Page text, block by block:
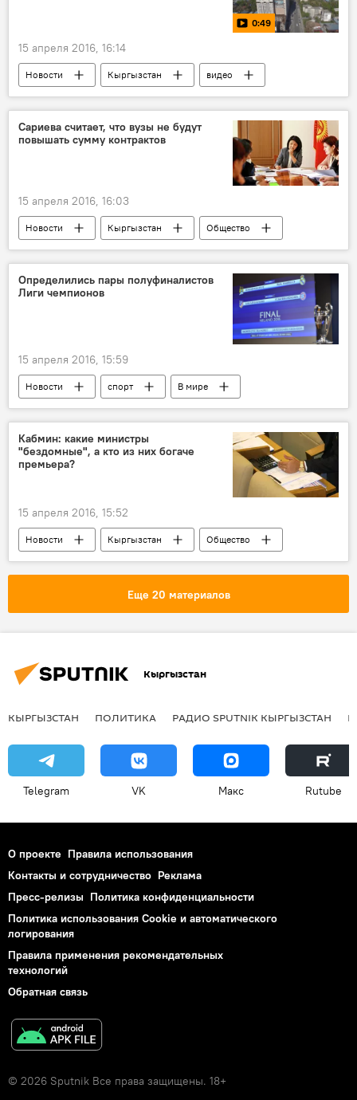
0:49
15 апреля 2016, 16:14
Новости Кыргызстан
видео
Общество
Национальный статистический комитет
строительство
квартира
высота птичьего полета
Сариева считает, что вузы не будут
повышать сумму контрактов
15 апреля 2016, 16:03
Новости Кыргызстан
Общество
Эльвира Сариева
вузы контракты
Определились пары полуфиналистов
Лиги чемпионов
15 апреля 2016, 15:59
Новости спорт
В мире
Европа
полуфинал
жеребьевка
Лига чемпионов 2015-2016
Кабмин: какие министры
"бездомные", а кто из них богаче
премьера?
15 апреля 2016, 15:52
Новости Кыргызстан
Общество
кабмин
доходы
сравнение
Еще 20 материалов
Кыргызстан
КЫРГЫЗСТАН ПОЛИТИКА РАДИО SPUTNIK КЫРГЫЗСТАН
Telegram VK Макс Rutube
О проекте Правила использования
Контакты и сотрудничество Реклама
Пресс-релизы Политика конфиденциальности
Политика использования Cookie и автоматического
логирования
Правила применения рекомендательных
технологий
Обратная связь
© 2026 Sputnik Все права защищены. 18+